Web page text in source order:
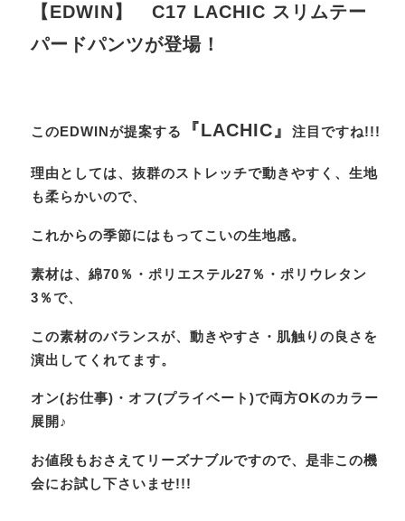
【EDWIN】 C17 LACHIC スリムテー
パードパンツが登場！
このEDWINが提案する 『LACHIC』 注目ですね!!!
理由としては、抜群のストレッチで動きやすく、生地
も柔らかいので、
これからの季節にはもってこいの生地感。
素材は、綿70％・ポリエステル27％・ポリウレタン
3％で、
この素材のバランスが、動きやすさ・肌触りの良さを
演出してくれてます。
オン(お仕事)・オフ(プライベート)で両方OKのカラー
展開♪
お値段もおさえてリーズナブルですので、是非この機
会にお試し下さいませ!!!